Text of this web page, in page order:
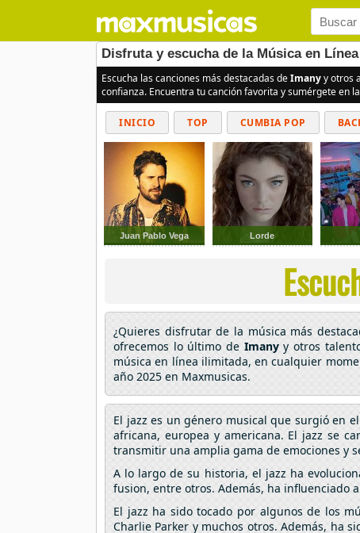
Disfruta y escucha de la Música en
Escucha las canciones más destacadas deImanyy otros
confianza. Encuentra tu canción favorita y sumérgete en
INICIO TOP CUMBIA POP
Juan Pablo Vega Lorde
¿Quieres disfrutar de la música más
ofrecemos lo último de Imanyy otros
música en línea ilimitada, en cualquier
año 2025 en Maxmusicas.
El jazz es un género musical que surgió en
africana, europea y americana. El jazz se
transmitir una amplia gama de emociones y
A lo largo de su historia, el jazz ha
fusion, entre otros. Además, ha influenciado
El jazz ha sido tocado por algunos de los
Charlie Parker y muchos otros. Además, ha